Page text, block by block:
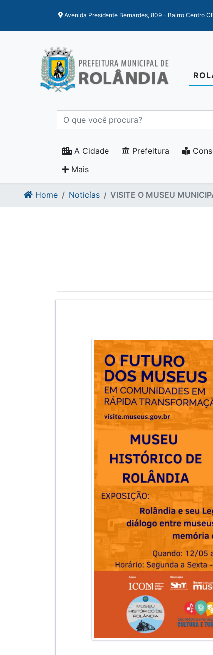
Avenida Presidente Bernardes, 809 - Bairro Centro
A Cidade Prefeitura
Mais
Home Noticías VISITE O MUSEU